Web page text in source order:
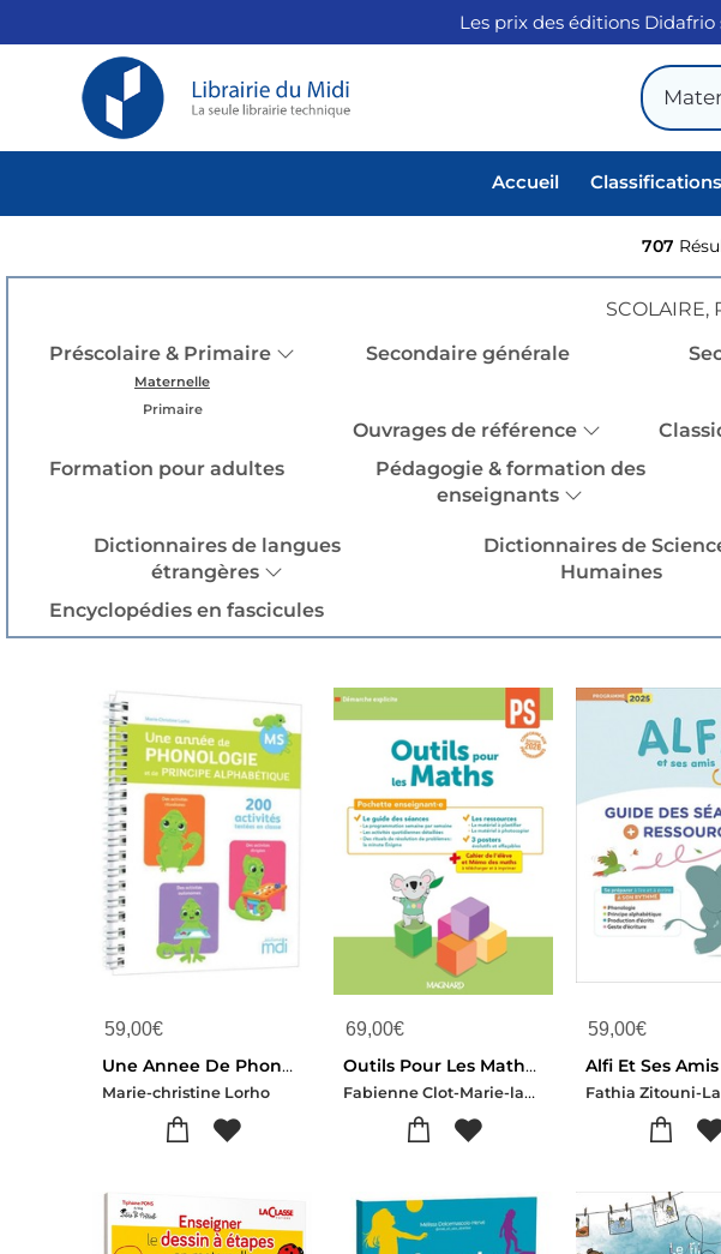
Les prix des éditions
Accueil Classifications
707
SCOLAIRE,
Préscolaire & Primaire
Maternelle
Primaire
Secondaire générale
Ouvrages de référence
Formation pour adultes
Pédagogie & formation des
enseignants
Dictionnaires de langues
étrangères
Dictionnaires de
Humaines
Encyclopédies en fascicules
59,00€
Une Annee De Phonologie Et De Principe Alphabetique ; Ms
Marie-christine Lorho
69,00€
Outils Pour Les Maths : Ps : Pochette Enseignant ; Guide Pedagogique + Posters + Fiches Ressources (edition 2026)
Fabienne Clot-Marie-laure Tournier-Alexandrine Regnat
59,00€